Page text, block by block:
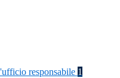
responsabile 1